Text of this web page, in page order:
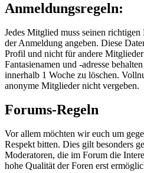
Anmeldungsregeln:
Jedes Mitglied muss seinen richtigen
der Anmeldung angeben. Diese
Profil und nicht für andere
Fantasienamen und -adresse
innerhalb 1 Woche zu löschen.
anonyme Mitglieder nicht vergeben.
Forums-Regeln
Vor allem möchten wir euch um
Respekt bitten. Dies gilt besonders
Moderatoren, die im Forum die
hohe Qualität der Foren erst